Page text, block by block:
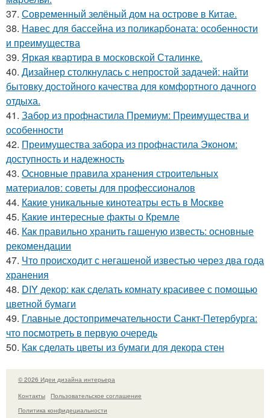
37. Современный зелёный дом на острове в Китае.
38. Навес для бассейна из поликарбоната: особенности
и преимущества
39. Яркая квартира в московской Сталинке.
40. Дизайнер столкнулась с непростой задачей: найти
бытовку достойного качества для комфортного дачного
отдыха.
41. Забор из профнастила Премиум: Преимущества и
особенности
42. Преимущества забора из профнастила Эконом:
доступность и надежность
43. Основные правила хранения строительных
материалов: советы для профессионалов
44. Какие уникальные кинотеатры есть в Москве
45. Какие интересные факты о Кремле
46. Как правильно хранить гашеную известь: основные
рекомендации
47. Что происходит с негашеной известью через два года
хранения
48. DIY декор: как сделать комнату красивее с помощью
цветной бумаги
49. Главные достопримечательности Санкт-Петербурга:
что посмотреть в первую очередь
50. Как сделать цветы из бумаги для декора стен
© 2026 Идеи дизайна интерьера
Контакты
Пользовательское соглашение
Политика конфидециальности